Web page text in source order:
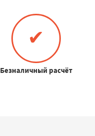
✔
Безналичный расчёт